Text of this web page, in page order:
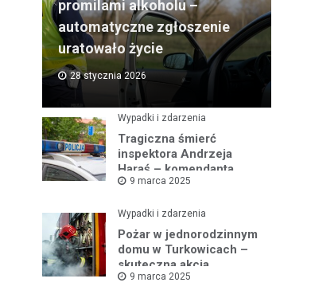
promilami alkoholu –
automatyczne zgłoszenie
uratowało życie
28 stycznia 2026
Wypadki i zdarzenia
Tragiczna śmierć
inspektora Andrzeja
Haraś – komendanta
policji w Turku po kolizji z
9 marca 2025
Wypadki i zdarzenia
Pożar w jednorodzinnym
domu w Turkowicach –
skuteczna akcja
strażaków uniemożliwiła
9 marca 2025